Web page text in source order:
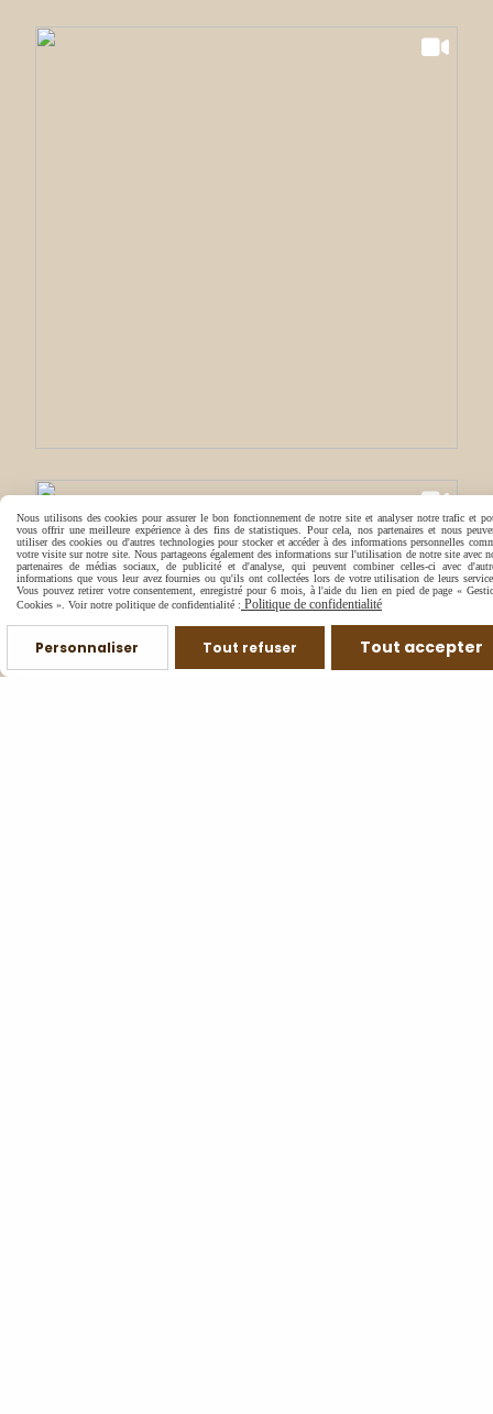
Nous utilisons des cookies pour assurer le bon fonctionnement de notre site et analyser notre trafic et
vous offrir une meilleure expérience à des fins de statistiques. Pour cela, nos partenaires et nous
utiliser des cookies ou d'autres technologies pour stocker et accéder à des informations personnelles
votre visite sur notre site. Nous partageons également des informations sur l'utilisation de notre site avec
partenaires de médias sociaux, de publicité et d'analyse, qui peuvent combiner celles-ci avec
informations que vous leur avez fournies ou qu'ils ont collectées lors de votre utilisation de leurs
Vous pouvez retirer votre consentement, enregistré pour 6 mois, à l'aide du lien en pied de page «
Cookies ». Voir notre politique de confidentialité : Politique de confidentialité
Personnaliser Tout refuser Tout accepter